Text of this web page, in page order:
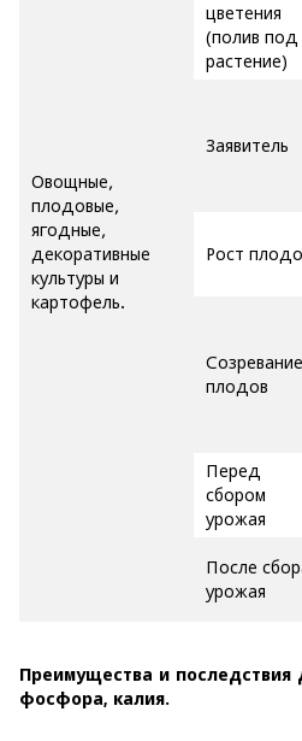
Овощные,
плодовые,
ягодные,
декоративные
культуры и
картофель.
цветения
(полив под
растение)
Заявитель
Рост
Созревание
плодов
Перед
сбором
урожая
После
урожая
Преимущества и последствия
фосфора, калия.